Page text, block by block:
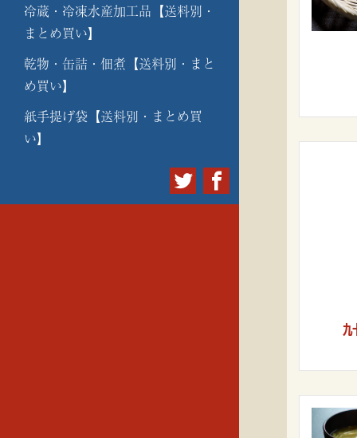
冷蔵・冷凍水産加工品【送料別・
まとめ買い】
乾物・缶詰・佃煮【送料別・まと
め買い】
紙手提げ袋【送料別・まとめ買
い】
九